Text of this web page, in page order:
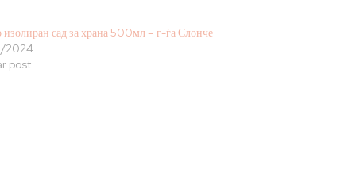
изолиран сад за храна 500мл – г-ѓа Слонче
2024
post